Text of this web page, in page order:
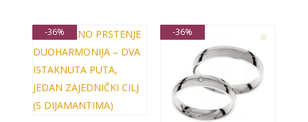
2.399,00 €.
-36% -36%